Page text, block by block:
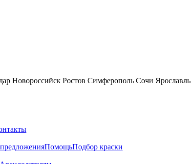
Новороссийск Ростов Симферополь Сочи Ярославль
ПомощьПодбор краски